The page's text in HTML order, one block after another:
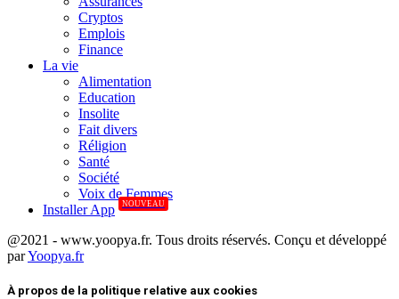
Cryptos
Emplois
Finance
La vie
Alimentation
Education
Insolite
Fait divers
Réligion
Santé
Société
Voix de Femmes
Installer App
NOUVEAU
@2021 - www.yoopya.fr. Tous droits réservés. Conçu et développé
parYoopya.fr
À propos de la politique relative aux cookies